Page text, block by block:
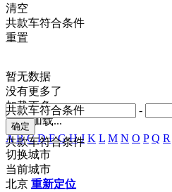
-
共款车符合条件
共款车符合条件
清空
共款车符合条件
重置
暂无数据
没有更多了
加载更多
正在加载...
A B C D F G H J K L M N O P Q R
切换城市
当前城市
北京 重新定位